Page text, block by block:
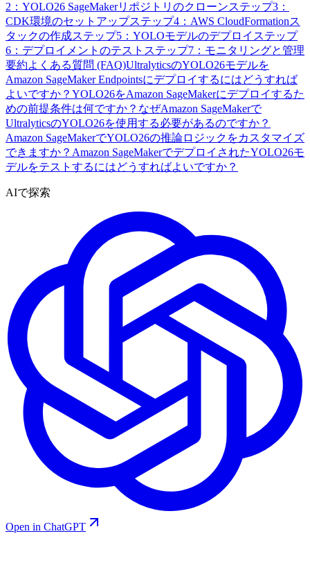
2：YOLO26 SageMakerリポジトリのクローンステップ3：
CDK環境のセットアップステップ4：AWS CloudFormationス
タックの作成ステップ5：YOLOモデルのデプロイ ステップ
6：デプロイメントのテスト ステップ7：モニタリングと管理
要約よくある質問 (FAQ)UltralyticsのYOLO26モデルを
Amazon SageMaker Endpointsにデプロイするにはどうすれば
よいですか？ YOLO26をAmazon SageMakerにデプロイするた
めの前提条件は何ですか？ なぜAmazon SageMakerで
UltralyticsのYOLO26を使用する必要があるのですか？
Amazon SageMakerでYOLO26の推論ロジックをカスタマイズ
できますか？ Amazon SageMakerでデプロイされたYOLO26モ
デルをテストするにはどうすればよいですか？
AIで探索
Open in ChatGPT